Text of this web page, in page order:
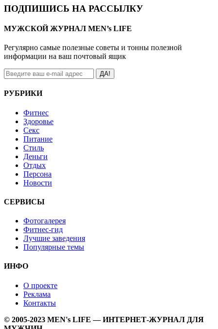
ПОДПИШИСЬ НА РАССЫЛКУ
МУЖСКОЙ ЖУРНАЛ MEN’s LIFE
Регулярно самые полезные советы и тонны полезной
информации на ваш почтовый ящик
ДА!
РУБРИКИ
Фитнес
Здоровье
Секс
Питание
Стиль
Деньги
Отдых
Персона
Новости
СЕРВИСЫ
Фотогалерея
Фитнес-гид
Лучшие заведения
Популярные темы
ИНФО
О проекте
Реклама
Контакты
© 2005-2023 MEN's LIFE — ИНТЕРНЕТ-ЖУРНАЛ ДЛЯ